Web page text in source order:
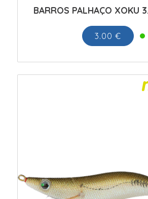
BARROS PALHAÇO XOKU
3.00 €